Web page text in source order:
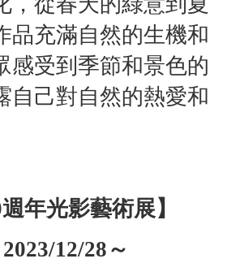
品充滿自然的生機和
感受到季節和景色的
自己對自然的熱愛和
年光影藝術展】
12/28～